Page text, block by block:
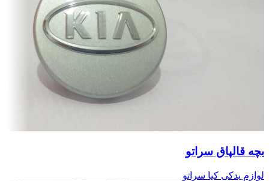
بچه قالپاق سراتو
لوازم یدکی کیا سراتو